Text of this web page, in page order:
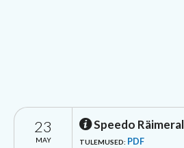
23
MAY
Speedo
TULEMUSED: PDF